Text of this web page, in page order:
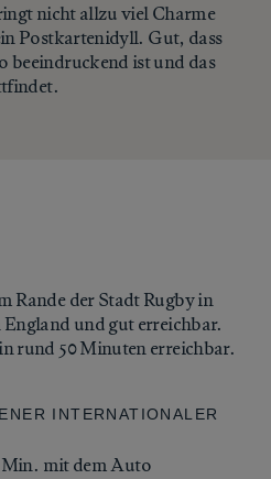
nicht allzu viel Charme
Postkartenidyll. Gut, dass
beeindruckend ist und das
Rande der Stadt Rugby in
und gut erreichbar.
rund 50 Minuten erreichbar.
INTERNATIONALER
mit dem Auto